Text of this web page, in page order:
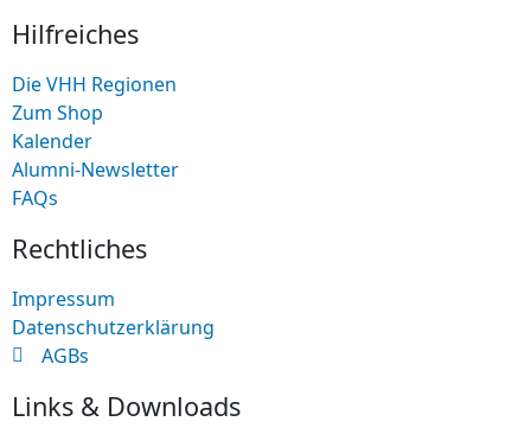
Hilfreiches
Die VHH Regionen
Zum Shop
Kalender
Alumni-Newsletter
FAQs
Rechtliches
Impressum
Datenschutzerklärung
AGBs
Links & Downloads